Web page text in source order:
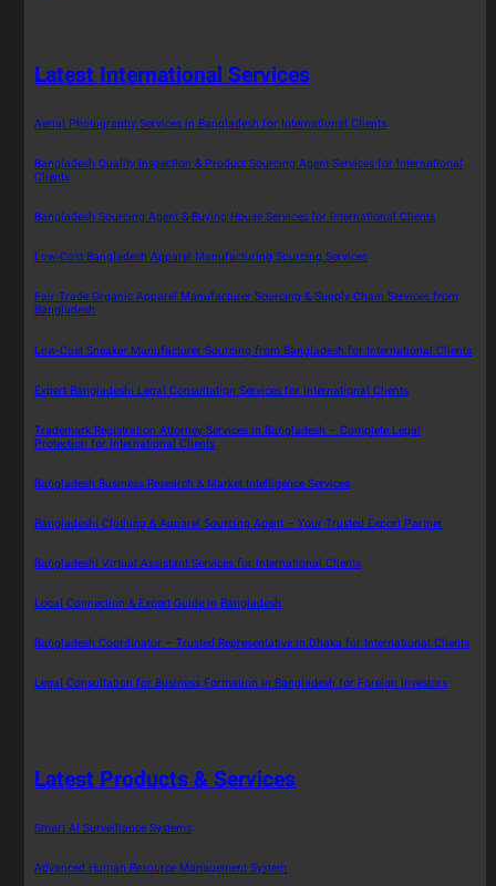
Latest International Services
Aerial Photography Services in Bangladesh for International Clients
Bangladesh Quality Inspection & Product Sourcing Agent Services for International
Clients
Bangladesh Sourcing Agent & Buying House Services for International Clients
Low-Cost Bangladesh Apparel Manufacturing Sourcing Services
Fair Trade Organic Apparel Manufacturer Sourcing & Supply Chain Services from
Bangladesh
Low-Cost Sneaker Manufacturer Sourcing from Bangladesh for International Clients
Expert Bangladeshi Legal Consultation Services for International Clients
Trademark Registration Attorney Services in Bangladesh – Complete Legal
Protection for International Clients
Bangladesh Business Research & Market Intelligence Services
Bangladeshi Clothing & Apparel Sourcing Agent – Your Trusted Export Partner
Bangladeshi Virtual Assistant Services for International Clients
Local Connection & Expert Guide in Bangladesh
Bangladesh Coordinator – Trusted Representative in Dhaka for International Clients
Legal Consultation for Business Formation in Bangladesh for Foreign Investors
Latest Products & Services
Smart AI Surveillance Systems
Advanced Human Resource Management System